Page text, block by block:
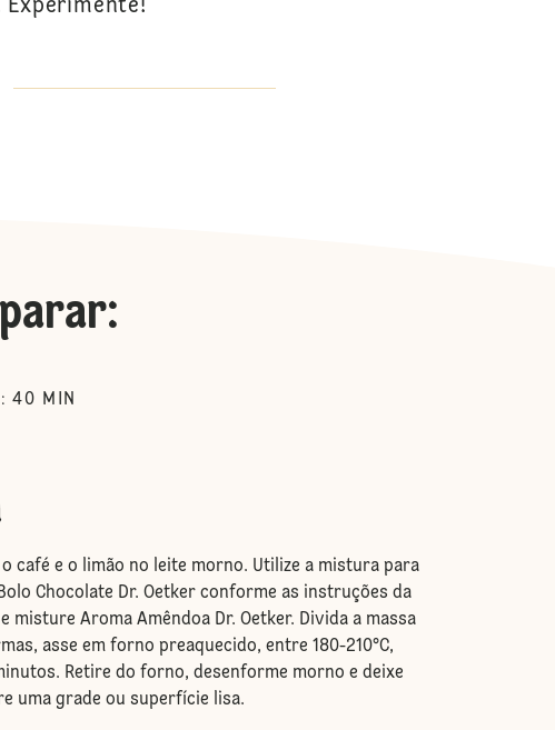
Experimente!
:
: 40 MIN
o café e o limão no leite morno. Utilize a mistura para
Chocolate Dr. Oetker conforme as instruções da
misture Aroma Amêndoa Dr. Oetker. Divida a massa
asse em forno preaquecido, entre 180-210°C,
Retire do forno, desenforme morno e deixe
uma grade ou superfície lisa.